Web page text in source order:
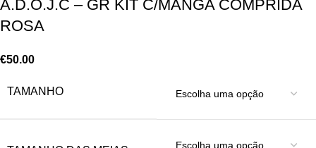
A.D.O.J.C – GR KIT C/MANGA COMPRIDA
ROSA
€50.00
TAMANHO